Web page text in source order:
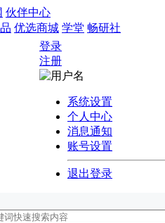
伙伴中心
优选商城 学堂 畅研社
登录
注册
系统设置
个人中心
消息通知
账号设置
退出登录